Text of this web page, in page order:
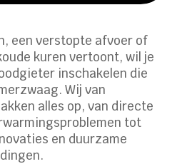
een verstopte afvoer of
kuren vertoont, wil je
inschakelen die
Wij van
alles op, van directe
tot
en duurzame